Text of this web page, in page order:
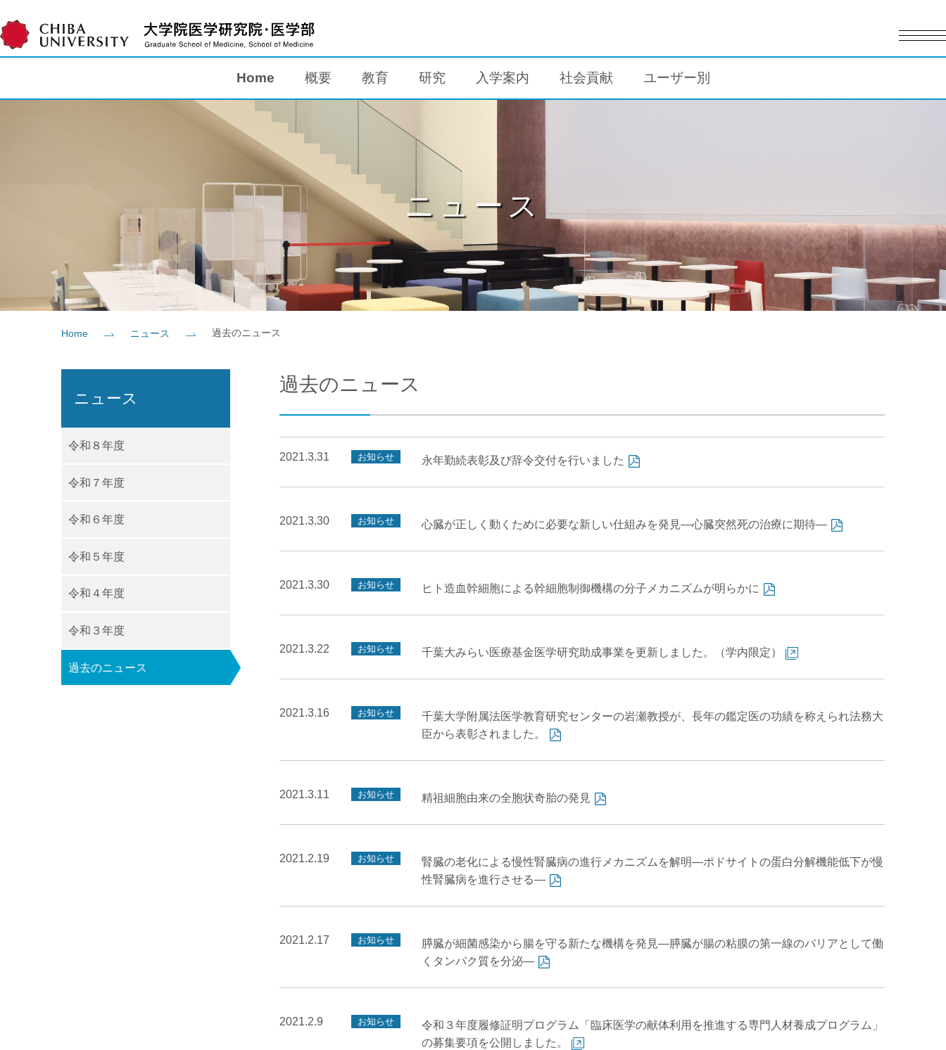
Home
入学案内
在学生・教員の方お問い合わせ 交通アクセス
Home 概要 教育 研究 入学案内 社会貢献 ユーザー別
ニュース
Home ニュース 過去のニュース
過去のニュース
2021.3.31 お知らせ 永年勤続表彰及び辞令交付を行いました
2021.3.30 お知らせ 心臓が正しく動くために必要な新しい仕組みを発見―心臓突然死の治療に期待—
2021.3.30 お知らせ ヒト造血幹細胞による幹細胞制御機構の分子メカニズムが明らかに
2021.3.22 お知らせ 千葉大みらい医療基金医学研究助成事業を更新しました。（学内限定）
2021.3.16 お知らせ
千葉大学附属法医学教育研究センターの岩瀬教授が、長年の鑑定医の功績を称えられ法務大
臣から表彰されました。
2021.3.11 お知らせ 精祖細胞由来の全胞状奇胎の発見
2021.2.19 お知らせ
腎臓の老化による慢性腎臓病の進行メカニズムを解明—ポドサイトの蛋白分解機能低下が慢
性腎臓病を進行させる—
2021.2.17 お知らせ
膵臓が細菌感染から腸を守る新たな機構を発見―膵臓が腸の粘膜の第一線のバリアとして働
くタンパク質を分泌—
2021.2.9 お知らせ
令和３年度履修証明プログラム「臨床医学の献体利用を推進する専門人材養成プログラム」
の募集要項を公開しました。
ニュース
令和８年度
令和７年度
令和６年度
令和５年度
令和４年度
令和３年度
過去のニュース